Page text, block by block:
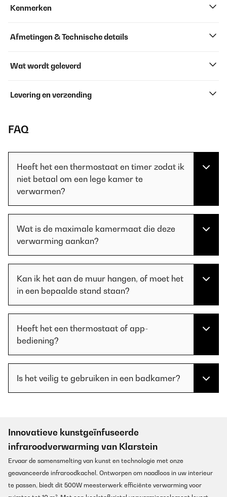
Kenmerken
Afmetingen & Technische details
Wat wordt geleverd
Levering en verzending
FAQ
Heeft het een thermostaat en timer zodat ik
niet betaal om een lege kamer te
verwarmen?
Wat is de maximale kamermaat die deze
verwarming aankan?
Kan ik het aan de muur hangen, of moet het
in een bepaalde stand staan?
Heeft het een thermostaat of app-
bediening?
Is het veilig te gebruiken in een badkamer?
Innovatieve kunstgeïnfuseerde
infraroodverwarming van Klarstein
Ervaar de samensmelting van kunst en technologie met onze
geavanceerde infraroodkachel. Ontworpen om naadloos in uw interieur
te passen, biedt dit 500W meesterwerk efficiënte verwarming voor